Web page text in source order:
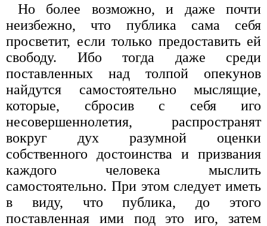
Но более возможно, и даже почти
неизбежно, что публика сама себя
просветит, если только предоставить ей
свободу. Ибо тогда даже среди
поставленных над толпой опекунов
найдутся самостоятельно мыслящие,
которые, сбросив с себя иго
несовершеннолетия, распространят
вокруг дух разумной оценки
собственного достоинства и призвания
каждого человека мыслить
самостоятельно. При этом следует иметь
в виду, что публика, до этого
поставленная ими под это иго, затем